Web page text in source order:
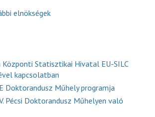
elnökségek
Statisztikai Hivatal EU-SILC
kapcsolatban
Doktorandusz Műhely programja
Pécsi Doktorandusz Műhelyen való